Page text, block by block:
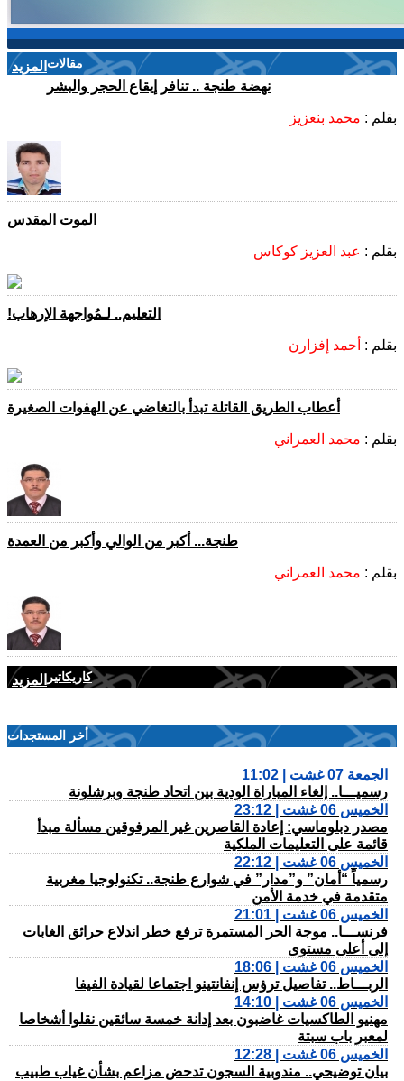
المزيد مقالات
نهضة طنجة .. تنافر إيقاع الحجر والبشر
بقلم : محمد بنعزيز
الموت المقدس
بقلم : عبد العزيز كوكاس
التعليم.. لـمُواجهة الإرهاب!
بقلم : أحمد إفزارن
أعطاب الطريق القاتلة تبدأ بالتغاضي عن الهفوات الصغيرة
بقلم : محمد العمراني
طنجة... أكبر من الوالي وأكبر من العمدة
بقلم : محمد العمراني
المزيد كاريكاتير
أخر المستجدات
الجمعة 07 غشت | 11:02
رسميـــا.. إلغاء المباراة الودية بين اتحاد طنجة وبرشلونة
الخميس 06 غشت | 23:12
مصدر دبلوماسي: إعادة القاصرين غير المرفوقين مسألة مبدأ
قائمة على التعليمات الملكية
الخميس 06 غشت | 22:12
رسمياً “أمان” و”مدار” في شوارع طنجة.. تكنولوجيا مغربية
متقدمة في خدمة الأمن
الخميس 06 غشت | 21:01
فرنســـا.. موجة الحر المستمرة ترفع خطر اندلاع حرائق الغابات
إلى أعلى مستوى
الخميس 06 غشت | 18:06
الربـــاط.. تفاصيل ترؤس إنفانتينو اجتماعا لقيادة الفيفا
الخميس 06 غشت | 14:10
مهنيو الطاكسيات غاضبون بعد إدانة خمسة سائقين نقلوا أشخاصا
لمعبر باب سبتة
الخميس 06 غشت | 12:28
بيان توضيحي.. مندوبية السجون تدحض مزاعم بشأن غياب طبيب